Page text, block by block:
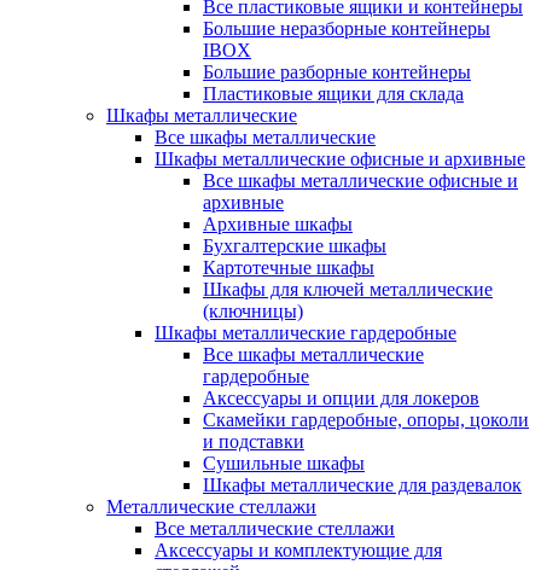
Все пластиковые ящики и контейнеры
Большие неразборные контейнеры
IBOX
Большие разборные контейнеры
Пластиковые ящики для склада
Шкафы металлические
Все шкафы металлические
Шкафы металлические офисные и архивные
Все шкафы металлические офисные и
архивные
Архивные шкафы
Бухгалтерские шкафы
Картотечные шкафы
Шкафы для ключей металлические
(ключницы)
Шкафы металлические гардеробные
Все шкафы металлические
гардеробные
Аксессуары и опции для локеров
Скамейки гардеробные, опоры, цоколи
и подставки
Сушильные шкафы
Шкафы металлические для раздевалок
Металлические стеллажи
Все металлические стеллажи
Аксессуары и комплектующие для